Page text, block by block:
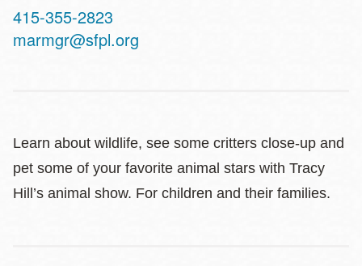
Contact
Telephone
415-355-2823
marmgr@sfpl.org
Learn about wildlife, see some critters close-up and
pet some of your favorite animal stars with Tracy
Hill’s animal show. For children and their families.